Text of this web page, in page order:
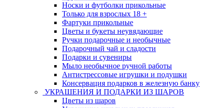
Носки и футболки прикольные
Только для взрослых 18 +
Фартуки прикольные
Цветы и букеты неувядающие
Ручки подарочные и необычные
Подарочный чай и сладости
Подарки и сувениры
Мыло необычное ручной работы
Антистрессовые игрушки и подушки
Консервация подарков в железную банку
УКРАШЕНИЯ И ПОДАРКИ ИЗ ШАРОВ
Цветы из шаров